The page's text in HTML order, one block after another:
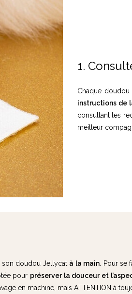
1.
Chaque
instructions de
consultant les
meilleur
son doudou Jellycat à la main. Pour se
pour préserver la douceur et
en machine, mais ATTENTION à